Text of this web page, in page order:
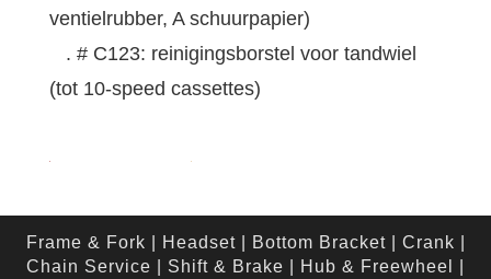
ventielrubber, A schuurpapier)
. # C123: reinigingsborstel voor tandwiel
(tot 10-speed cassettes)
Frame & Fork Headset| Bottom Bracket| Crank
Chain Service
Shift & Brake Hub & Freewheel